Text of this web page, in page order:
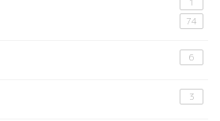
1
74
6
3